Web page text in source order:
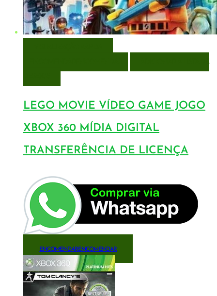
LEGO MOVIE VÍDEO GAME JOGO
XBOX 360 MÍDIA DIGITAL
TRANSFERÊNCIA DE LICENÇA
ENCOMENDARENCOMENDAR